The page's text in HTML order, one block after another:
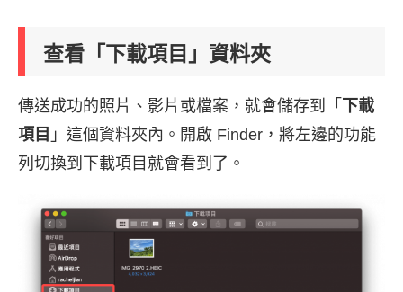
查看「下載項目」資料夾
傳送成功的照片、影片或檔案，就會儲存到「 下載
項目 」這個資料夾內。開啟 Finder，將左邊的功能
列切換到下載項目就會看到了。